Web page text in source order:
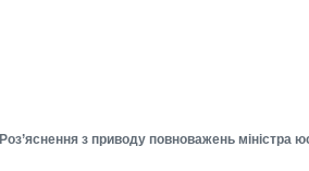
Роз’яснення з приводу повноважень міністра